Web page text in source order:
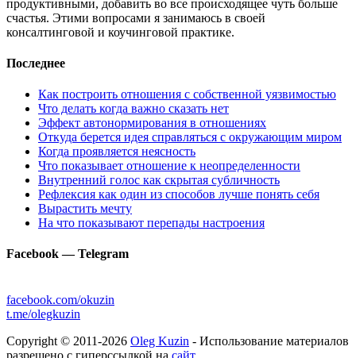
продуктивными, добавить во все происходящее чуть больше
счастья. Этими вопросами я занимаюсь в своей
консалтинговой и коучинговой практике.
Последнее
Как построить отношения с собственной уязвимостью
Что делать когда важно сказать нет
Эффект автонормирования в отношениях
Откуда берется идея справляться с окружающим миром
Когда проявляется неясность
Что показывает отношение к неопределенности
Внутренний голос как скрытая субличность
Рефлексия как один из способов лучше понять себя
Вырастить мечту
На что показывают перепады настроения
Facebook — Telegram
facebook.com/okuzin
t.me/olegkuzin
Copyright © 2011-2026 Oleg Kuzin - Использование материалов
разрешено с гиперссылкой на сайт